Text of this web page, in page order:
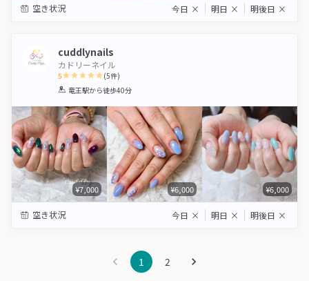
空き状況 今日 × 明日 × 明後日 ×
cuddlynails
カドリーネイル
5
1 2 3 4 5
(5件)
竜王駅から徒歩40分
¥7,000 ¥6,000 ¥6,000
空き状況 今日 × 明日 × 明後日 ×
1 2